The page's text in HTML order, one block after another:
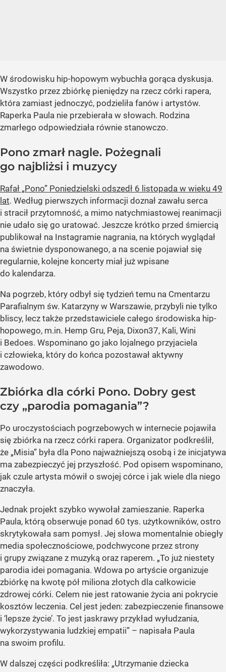
W środowisku hip-hopowym wybuchła gorąca dyskusja.
Wszystko przez zbiórkę pieniędzy na rzecz córki rapera,
która zamiast jednoczyć, podzieliła fanów i artystów.
Raperka Paula nie przebierała w słowach. Rodzina
zmarłego odpowiedziała równie stanowczo.
Pono zmarł nagle. Pożegnali
go najbliżsi i muzycy
Rafał „Pono” Poniedzielski odszedł 6 listopada w wieku 49
lat. Według pierwszych informacji doznał zawału serca
i stracił przytomność, a mimo natychmiastowej reanimacji
nie udało się go uratować. Jeszcze krótko przed śmiercią
publikował na Instagramie nagrania, na których wyglądał
na świetnie dysponowanego, a na scenie pojawiał się
regularnie, kolejne koncerty miał już wpisane
do kalendarza.
Na pogrzeb, który odbył się tydzień temu na Cmentarzu
Parafialnym św. Katarzyny w Warszawie, przybyli nie tylko
bliscy, lecz także przedstawiciele całego środowiska hip-
hopowego, m.in. Hemp Gru, Peja, Dixon37, Kali, Wini
i Bedoes. Wspominano go jako lojalnego przyjaciela
i człowieka, który do końca pozostawał aktywny
zawodowo.
Zbiórka dla córki Pono. Dobry gest
czy „parodia pomagania”?
Po uroczystościach pogrzebowych w internecie pojawiła
się zbiórka na rzecz córki rapera. Organizator podkreślił,
że „Misia” była dla Pono najważniejszą osobą i że inicjatywa
ma zabezpieczyć jej przyszłość. Pod opisem wspominano,
jak czule artysta mówił o swojej córce i jak wiele dla niego
znaczyła.
Jednak projekt szybko wywołał zamieszanie. Raperka
Paula, którą obserwuje ponad 60 tys. użytkowników, ostro
skrytykowała sam pomysł. Jej słowa momentalnie obiegły
media społecznościowe, podchwycone przez strony
i grupy związane z muzyką oraz raperem. „To już niestety
parodia idei pomagania. Wdowa po artyście organizuje
zbiórkę na kwotę pół miliona złotych dla całkowicie
zdrowej córki. Celem nie jest ratowanie życia ani pokrycie
kosztów leczenia. Cel jest jeden: zabezpieczenie finansowe
i ‘lepsze życie’. To jest jaskrawy przykład wyłudzania,
wykorzystywania ludzkiej empatii” – napisała Paula
na swoim profilu.
W dalszej części podkreśliła: „Utrzymanie dziecka